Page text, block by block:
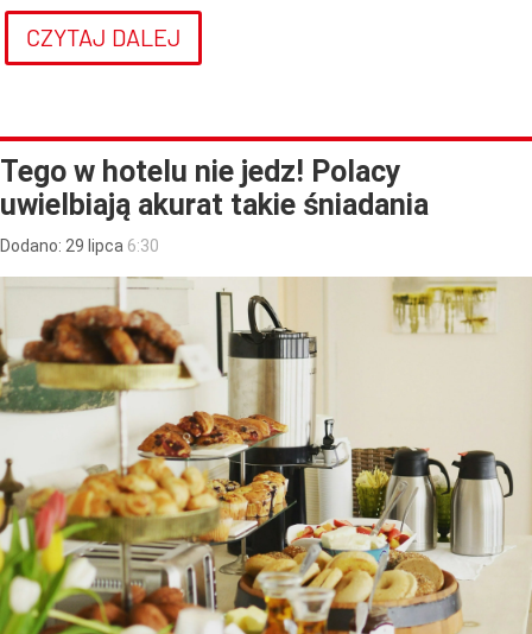
CZYTAJ DALEJ
Tego w hotelu nie jedz! Polacy
uwielbiają akurat takie śniadania
Dodano: 29 lipca 6:30